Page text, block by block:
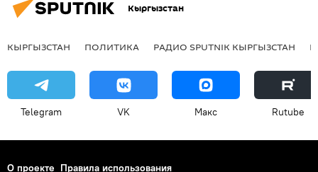
Кыргызстан
КЫРГЫЗСТАН ПОЛИТИКА РАДИО SPUTNIK КЫРГЫЗСТАН
Telegram VK Макс Rutube
О проекте Правила использования